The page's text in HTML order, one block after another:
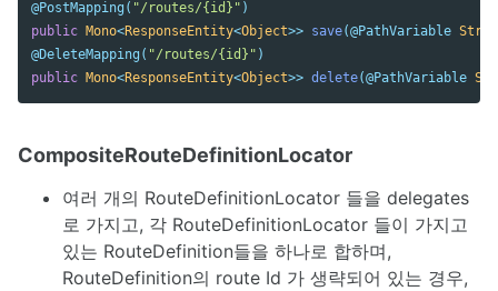
@PostMapping ( "/routes/{id}" )
public Mono<ResponseEntity<Object>> save(@PathVariable
@DeleteMapping ( "/routes/{id}" )
public Mono<ResponseEntity<Object>> delete(@PathVariable
CompositeRouteDefinitionLocator
여러 개의 RouteDefinitionLocator 들을 delegates
로 가지고, 각 RouteDefinitionLocator 들이 가지고
있는 RouteDefinition들을 하나로 합하며,
RouteDefinition의 route Id 가 생략되어 있는 경우,